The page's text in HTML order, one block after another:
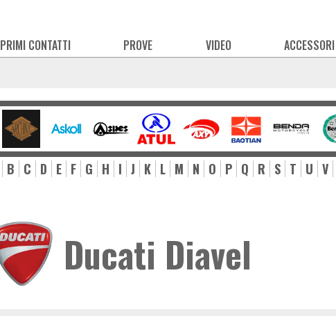
PRIMI CONTATTI PROVE VIDEO ACCESSORI
B C D E F G H I J K L M N O P Q R S T U V
Ducati Diavel